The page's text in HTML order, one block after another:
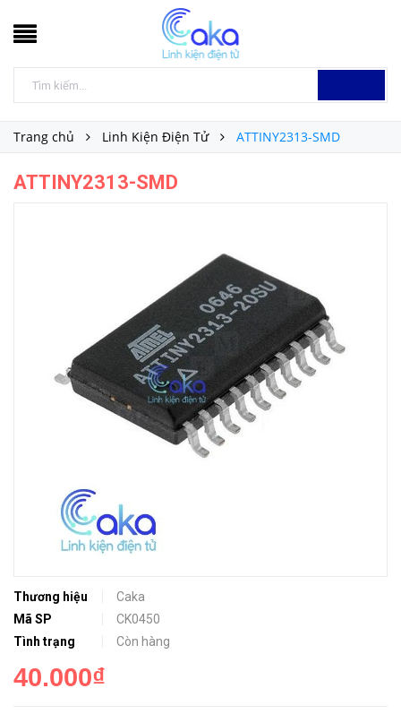
Trang chủ Linh Kiện Điện Tử ATTINY2313-SMD
ATTINY2313-SMD
Thương hiệu
Caka
Mã SP
CK0450
Tình trạng
Còn hàng
40.000₫